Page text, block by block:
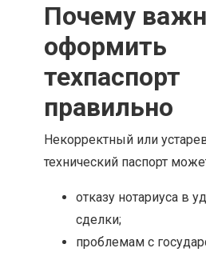
Почему
оформить
техпаспорт
правильно
Некорректный или
технический паспорт
отказу нотариуса в
сделки;
проблемам с